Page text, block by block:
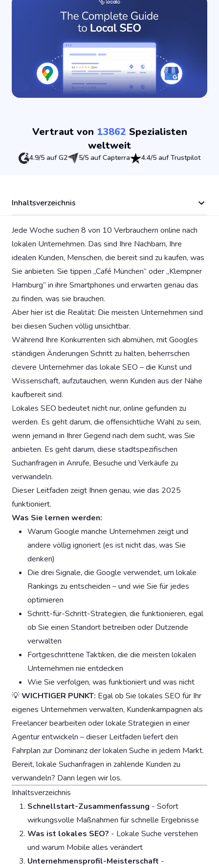
Vertraut von 13862 Spezialisten
weltweit
4.9/5 auf G2 5/5 auf Capterra 4.4/5 auf Trustpilot
Inhaltsverzeichnis
Jede Woche suchen 8 von 10 Verbrauchern online nach
lokalen Unternehmen. Das sind Ihre Nachbarn, Ihre
idealen Kunden, Menschen, die bereit sind zu kaufen, was
Sie anbieten. Sie tippen „Café München” oder „Klempner
Hamburg” in ihre Smartphones und erwarten genau das
zu finden, was sie brauchen.
Aber hier ist die Realität: Die meisten Unternehmen sind
bei diesen Suchen völlig unsichtbar.
Während Ihre Konkurrenten sich abmühen, mit Googles
ständigen Änderungen Schritt zu halten, beherrschen
clevere Unternehmer das lokale SEO – die Kunst und
Wissenschaft, aufzutauchen, wenn Kunden aus der Nähe
kaufbereit sind.
Lokales SEO bedeutet nicht nur, online gefunden zu
werden. Es geht darum, die offensichtliche Wahl zu sein,
wenn jemand in Ihrer Gegend nach dem sucht, was Sie
anbieten. Es geht darum, diese stadtspezifischen
Suchanfragen in Anrufe, Besuche und Verkäufe zu
verwandeln.
Dieser Leitfaden zeigt Ihnen genau, wie das 2025
funktioniert.
Was Sie lernen werden:
Warum Google manche Unternehmen zeigt und
andere völlig ignoriert (es ist nicht das, was Sie
denken)
Die drei Signale, die Google verwendet, um lokale
Rankings zu entscheiden – und wie Sie für jedes
optimieren
Schritt-für-Schritt-Strategien, die funktionieren, egal
ob Sie einen Standort betreiben oder Dutzende
verwalten
Fortgeschrittene Taktiken, die die meisten lokalen
Unternehmen nie entdecken
Wie Sie verfolgen, was funktioniert und was nicht
💡WICHTIGER PUNKT: Egal ob Sie lokales SEO für Ihr
eigenes Unternehmen verwalten, Kundenkampagnen als
Freelancer bearbeiten oder lokale Strategien in einer
Agentur entwickeln – dieser Leitfaden liefert den
Fahrplan zur Dominanz der lokalen Suche in jedem Markt.
Bereit, lokale Suchanfragen in zahlende Kunden zu
verwandeln? Dann legen wir los.
Inhaltsverzeichnis
Schnellstart-Zusammenfassung - Sofort
wirkungsvolle Maßnahmen für schnelle Ergebnisse
Was ist lokales SEO? - Lokale Suche verstehen
und warum Mobile alles verändert
Unternehmensprofil-Meisterschaft -